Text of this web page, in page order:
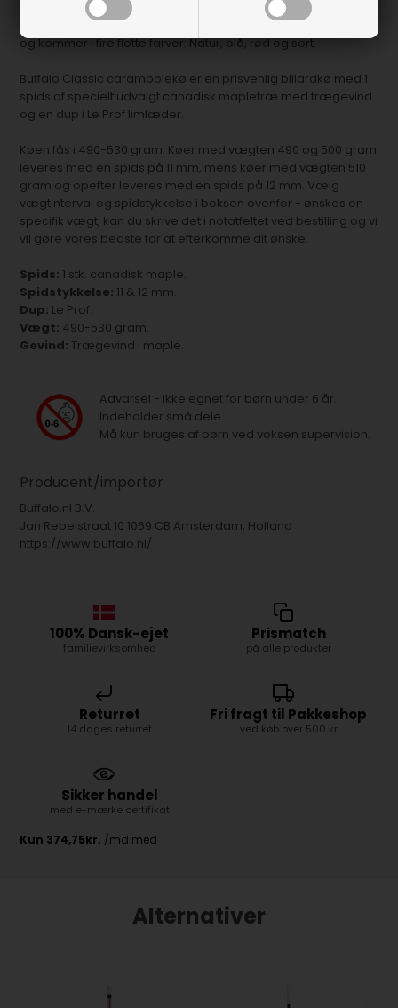
Denne Buffalo Classic kegle- og carambolekø er lavet af
canadisk maple i høj kvalitet. Designet er klassisk og tidløst,
og kommer i fire flotte farver: Natur, blå, rød og sort.
Buffalo Classic carambolekø er en prisvenlig billardkø med 1
spids af specielt udvalgt canadisk mapletræ med trægevind
og en dup i Le Prof limlæder.
Køen fås i 490-530 gram. Køer med vægten 490 og 500 gram
leveres med en spids på 11 mm, mens køer med vægten 510
gram og opefter leveres med en spids på 12 mm. Vælg
vægtinterval og spidstykkelse i boksen ovenfor - ønskes en
specifik vægt, kan du skrive det i notatfeltet ved bestilling og vi
vil gøre vores bedste for at efterkomme dit ønske.
Spids: 1 stk. canadisk maple.
Spidstykkelse: 11 & 12 mm.
Dup: Le Prof.
Vægt: 490-530 gram.
Gevind: Trægevind i maple.
Advarsel - ikke egnet for børn under 6 år.
Indeholder små dele.
Må kun bruges af børn ved voksen supervision.
Producent/importør
Buffalo.nl B.V.
Jan Rebelstraat 10 1069 CB Amsterdam, Holland
https://www.buffalo.nl/
100% Dansk-ejet
familievirksomhed
Prismatch
på alle produkter
Returret
14 dages returret
Fri fragt til Pakkeshop
ved køb over 500 kr
Sikker handel
med e-mærke certifikat
Alternativer